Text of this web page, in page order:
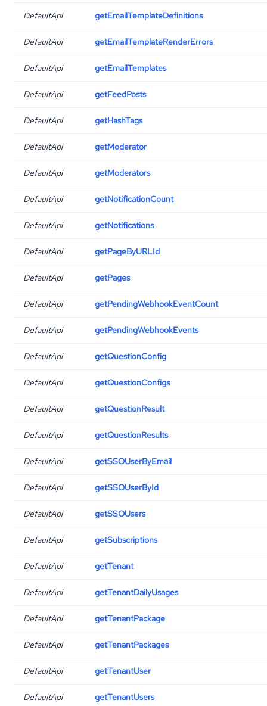
DefaultApi getEmailTemplateDefinitions
DefaultApi getEmailTemplateRenderErrors
DefaultApi getEmailTemplates
DefaultApi getFeedPosts
DefaultApi getHashTags
DefaultApi getModerator
DefaultApi getModerators
DefaultApi getNotificationCount
DefaultApi getNotifications
DefaultApi getPageByURLId
DefaultApi getPages
DefaultApi getPendingWebhookEventCount
DefaultApi getPendingWebhookEvents
DefaultApi getQuestionConfig
DefaultApi getQuestionConfigs
DefaultApi getQuestionResult
DefaultApi getQuestionResults
DefaultApi getSSOUserByEmail
DefaultApi getSSOUserById
DefaultApi getSSOUsers
DefaultApi getSubscriptions
DefaultApi getTenant
DefaultApi getTenantDailyUsages
DefaultApi getTenantPackage
DefaultApi getTenantPackages
DefaultApi getTenantUser
DefaultApi getTenantUsers